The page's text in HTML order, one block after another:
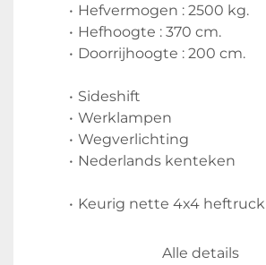
Hefvermogen : 2500 kg.
Hefhoogte : 370 cm.
Doorrijhoogte : 200 cm.
Sideshift
Werklampen
Wegverlichting
Nederlands kenteken
Keurig nette 4x4 heftruck
Inruil en transport mogelijk
Alle details